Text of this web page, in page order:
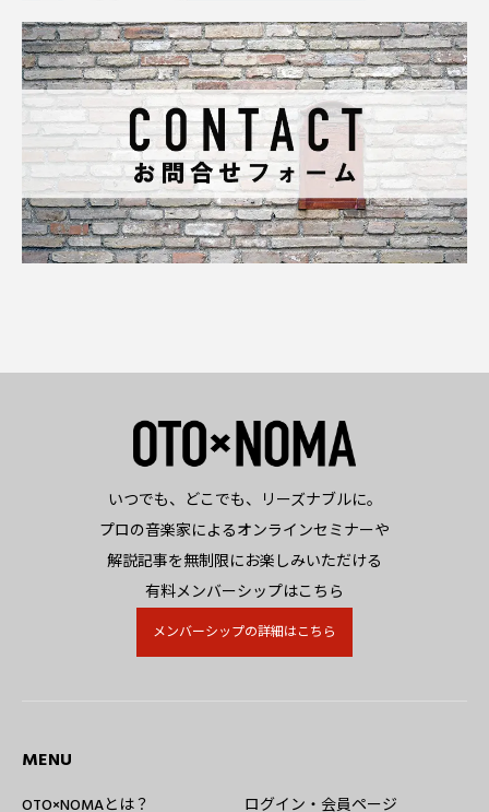
いつでも、どこでも、リーズナブルに。
プロの音楽家によるオンラインセミナーや
解説記事を無制限にお楽しみいただける
有料メンバーシップはこちら
メンバーシップの詳細はこちら
MENU
OTO×NOMAとは？
ログイン・会員ページ